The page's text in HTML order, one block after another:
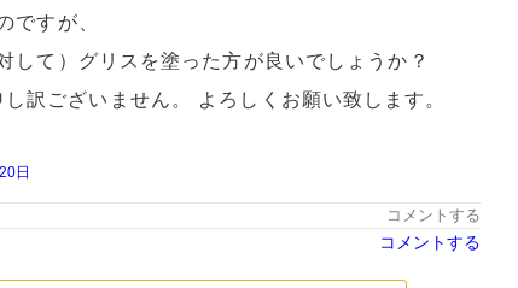
ですが、
して）グリスを塗った方が良いでしょうか？
訳ございません。 よろしくお願い致します。
日
コメントする
コメントする